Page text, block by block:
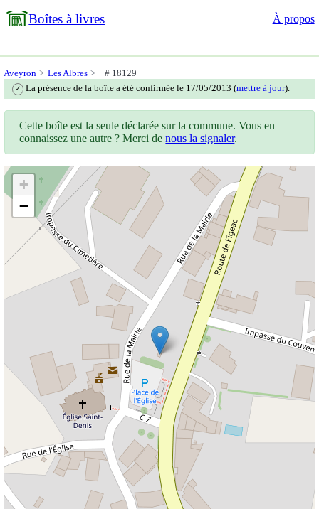
Boîtes à livres À propos
Aveyron Les Albres # 18129
✓ La présence de la boîte a été confirmée le 17/05/2013 (mettre à jour).
Cette boîte est la seule déclarée sur la commune. Vous en
connaissez une autre ? Merci denous la signaler.
+
−